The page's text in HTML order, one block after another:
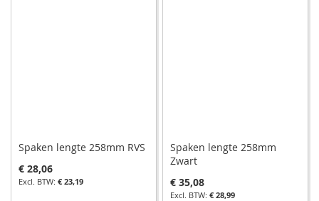
Spaken lengte 258mm RVS
€ 28,06
€ 23,19
Spaken lengte 258mm
Zwart
€ 35,08
€ 28,99